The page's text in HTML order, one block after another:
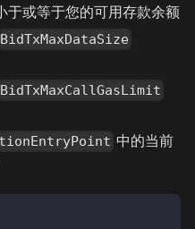
于或等于您的可用存款余额
BidTxMaxDataSize
BidTxMaxCallGasLimit
中的当前